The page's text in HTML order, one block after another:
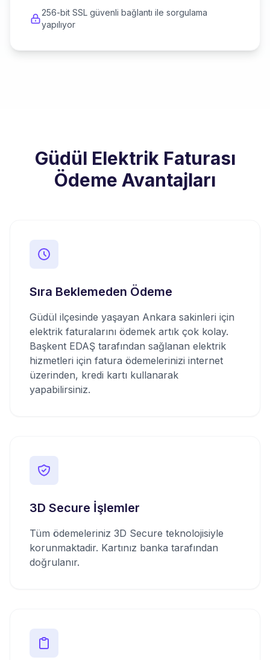
256-bit SSL güvenli bağlantı ile sorgulama
yapılıyor
Güdül Elektrik Faturası
Ödeme Avantajları
Sıra Beklemeden Ödeme
Güdül ilçesinde yaşayan Ankara sakinleri için
elektrik faturalarını ödemek artık çok kolay.
Başkent EDAŞ tarafından sağlanan elektrik
hizmetleri için fatura ödemelerinizi internet
üzerinden, kredi kartı kullanarak
yapabilirsiniz.
3D Secure İşlemler
Tüm ödemeleriniz 3D Secure teknolojisiyle
korunmaktadir. Kartınız banka tarafından
doğrulanır.